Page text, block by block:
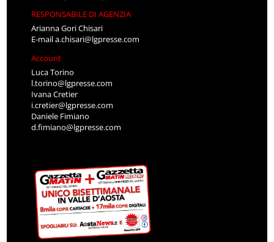
RESPONSABILE DI AGENZIA
Arianna Gori Chisari
E-maila.chisari@lgpresse.com
Account
Luca Torino
l.torino@lgpresse.com
Ivana Cretier
i.cretier@lgpresse.com
Daniele Fimiano
d.fimiano@lgpresse.com